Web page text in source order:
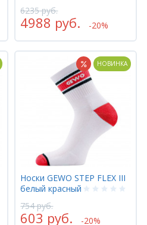
6235 руб.
4988 руб. -20%
НОВИНКА
Носки GEWO STEP FLEX III
белый красный
754 руб.
603 руб. -20%